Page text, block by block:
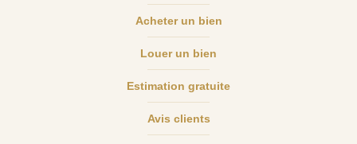
Acheter un bien
Louer un bien
Estimation gratuite
Avis clients